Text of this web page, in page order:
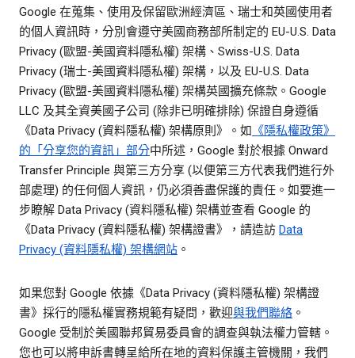
Google 在蒐集、使用及保留歐洲經濟區、瑞士和英國使用者
的個人資訊時，分別會遵守美國商務部所制定的 EU-U.S. Data
Privacy (歐盟-美國資料隱私權) 架構、Swiss-U.S. Data
Privacy (瑞士-美國資料隱私權) 架構，以及 EU-U.S. Data
Privacy (歐盟-美國資料隱私權) 架構英國擴充條款。Google
LLC 及其全資美國子公司 (除非已明確排除) 保證自身遵循
《Data Privacy (資料隱私權) 架構原則》。如 《隱私權政策》
的「分享您的資訊」部分中所述，Google 對於根據 Onward
Transfer Principle 與第三方分享 (以便第三方代表我們進行外
部處理) 的任何個人資訊，仍必須善盡保護的責任。如要進一
步瞭解 Data Privacy (資料隱私權) 架構並查看 Google 的
《Data Privacy (資料隱私權) 架構證書》，請造訪 Data
Privacy (資料隱私權) 架構網站 。
如果您對 Google 依據《Data Privacy (資料隱私權) 架構證
書》採行的隱私權實務規範有疑問，歡迎與我們聯絡 。
Google 受制於美國聯邦貿易委員會的調查與執法權力管轄。
您也可以將申訴書轉呈給所在地的資料保護主管機關，我們